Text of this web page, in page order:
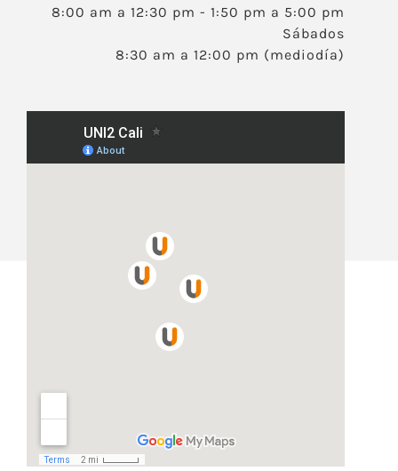
8:00 am a 12:30 pm - 1:50 pm a 5:00 pm
Sábados
8:30 am a 12:00 pm (mediodía)